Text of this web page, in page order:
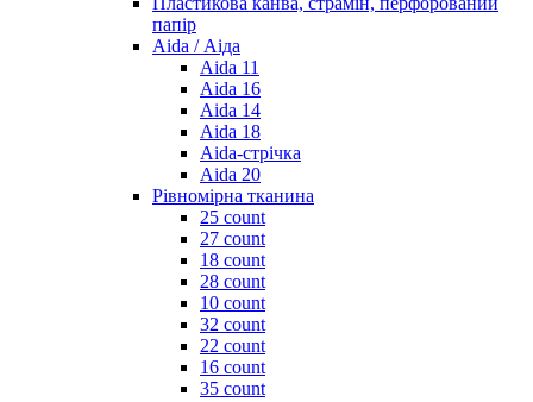
папір
Aida / Аіда
Aida 11
Aida 16
Aida 14
Aida 18
Aida-стрічка
Aida 20
Рівномірна тканина
25 count
27 count
18 count
28 count
10 count
32 count
22 count
16 count
35 count